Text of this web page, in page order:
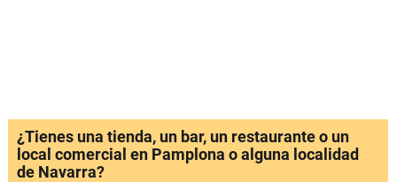
¿Tienes una tienda, un bar, un restaurante o un
local comercial en Pamplona o alguna localidad
de Navarra?